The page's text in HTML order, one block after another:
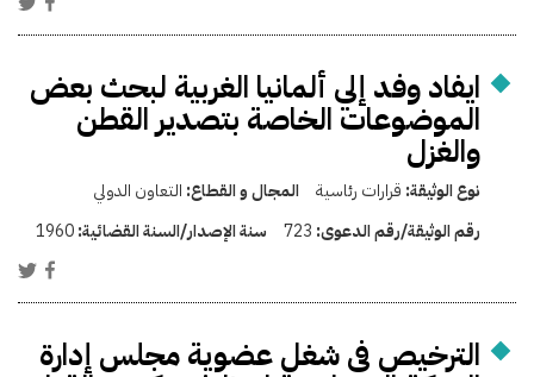
ايفاد وفد إلي ألمانيا الغربية لبحث بعض
الموضوعات الخاصة بتصدير القطن
والغزل
نوع الوثيقة: قرارات رئاسية المجال و القطاع: التعاون الدولي
رقم الوثيقة/رقم الدعوى: 723 سنة الإصدار/السنة القضائية:1960
الترخيص فى شغل عضوية مجلس إدارة